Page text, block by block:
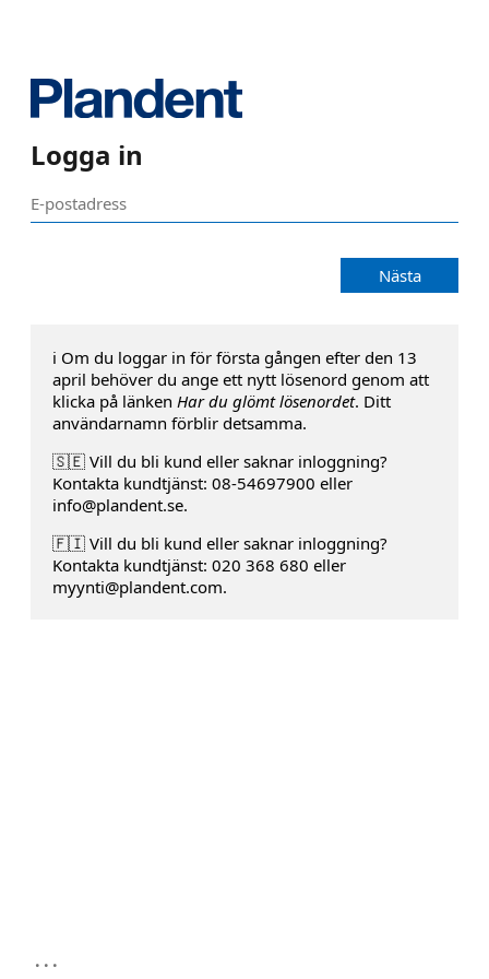
Logga in
Nästa
ℹ️ Om du loggar in för första gången efter den 13
april behöver du ange ett nytt lösenord genom att
klicka på länken Har du glömt lösenordet. Ditt
användarnamn förblir detsamma.
🇸🇪 Vill du bli kund eller saknar inloggning?
Kontakta kundtjänst: 08-54697900 eller
info@plandent.se.
🇫🇮 Vill du bli kund eller saknar inloggning?
Kontakta kundtjänst: 020 368 680 eller
myynti@plandent.com.
...